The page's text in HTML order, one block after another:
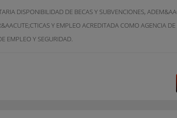
DISPONIBILIDAD DE BECAS Y SUBVENCIONES,
Y EMPLEO ACREDITADA COMO AGENCIA
EMPLEO Y SEGURIDAD.